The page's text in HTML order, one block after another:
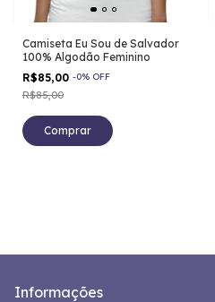
Camiseta Eu Sou de Salvador
100% Algodão Feminino
R$85,00 -0% OFF
R$85,00
Comprar
Informações